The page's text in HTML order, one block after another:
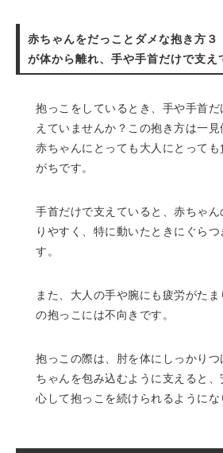
赤ちゃんをだっことダメな抱き方３
が体から離れ、手や手首だけで支え
抱っこをしているとき、手や手首
えていませんか？この抱き方は一見
赤ちゃんにとっても大人にとっても
がちです。
手首だけで支えていると、赤ちゃ
りやすく、特に動いたときにぐらつ
す。
また、大人の手や腕にも疲労がた
の抱っこには不向きです。
抱っこの際は、肘を体にしっかり
ちゃんを包み込むように支えると
心して抱っこを続けられるようにな